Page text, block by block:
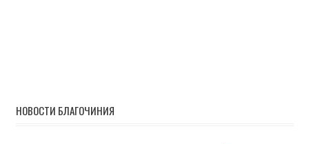
НОВОСТИ БЛАГОЧИНИЯ